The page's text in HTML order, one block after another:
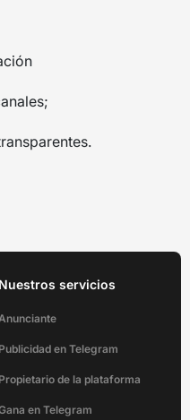
Nuestros servicios
Anunciante
Publicidad en Telegram
Propietario de la plataforma
en Telegram